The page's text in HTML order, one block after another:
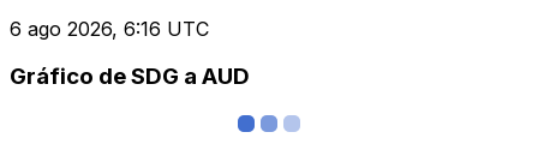
6 ago 2026, 6:16 UTC
Gráfico de SDG a AUD